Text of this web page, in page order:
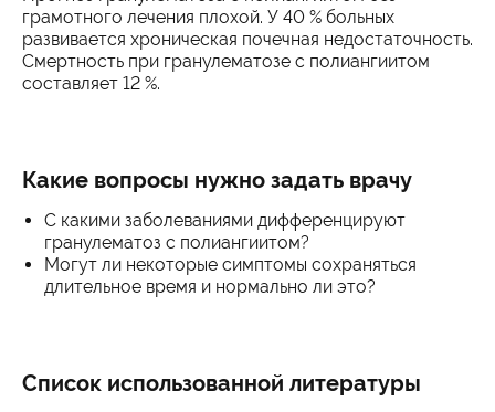
грамотного лечения плохой. У 40 % больных
развивается хроническая почечная недостаточность.
Смертность при гранулематозе с полиангиитом
составляет 12 %.
Какие вопросы нужно задать врачу
С какими заболеваниями дифференцируют
гранулематоз с полиангиитом?
Могут ли некоторые симптомы сохраняться
длительное время и нормально ли это?
Список использованной литературы